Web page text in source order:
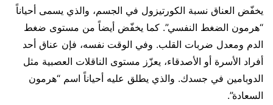
يخفّض العناق نسبة الكورتيزول في الجسم، والذي يسمى أحياناً
“هرمون الضغط النفسي”. كما يخفّض أيضاً من مستوى ضغط
الدم ومعدل ضربات القلب. وفي الوقت نفسه، فإن عناق أحد
أفراد الأسرة أو الأصدقاء، يعزّز مستوى الناقلات العصبية مثل
الدوبامين في جسدك. والذي يطلق عليه أحياناً اسم “هرمون
السعادة”.